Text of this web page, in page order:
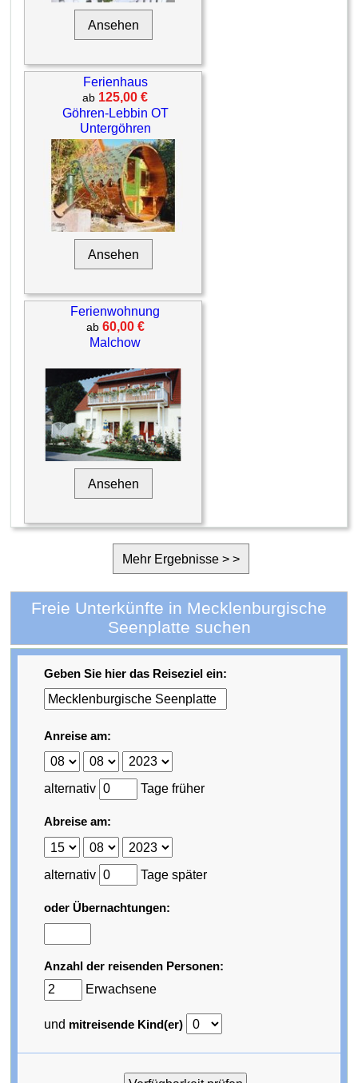
Ansehen
Ferienhaus
ab 125,00 €
Göhren-Lebbin OT
Untergöhren
Ansehen
Ferienwohnung
ab 60,00 €
Malchow
Ansehen
Mehr Ergebnisse > >
Freie Unterkünfte in Mecklenburgische
Seenplatte suchen
Geben Sie hier das Reiseziel ein:
Anreise am:
alternativ Tage früher
Abreise am:
alternativ Tage später
oder Übernachtungen:
Anzahl der reisenden Personen:
Erwachsene
und mitreisende Kind(er)